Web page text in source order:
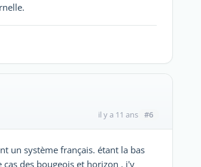
il y a 11 ans #6
un système français. étant la bas
des bougeois et horizon , j'y